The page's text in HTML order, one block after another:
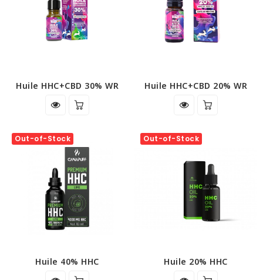
Huile HHC+CBD 30% WR Huile HHC+CBD 20% WR
Out-of-Stock
Huile 40% HHC
Out-of-Stock
Huile 20% HHC